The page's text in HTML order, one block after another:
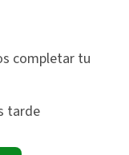
completar tu
tarde